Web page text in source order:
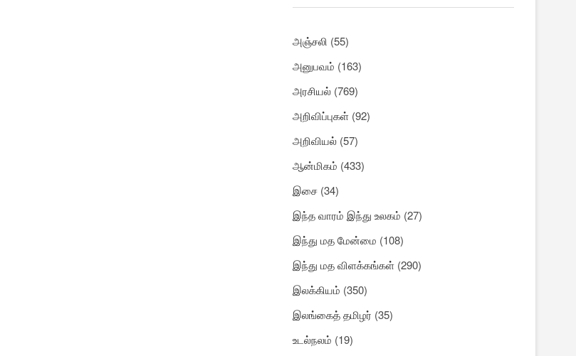
அஞ்சலி (55)
அனுபவம் (163)
அரசியல் (769)
அறிவிப்புகள் (92)
அறிவியல் (57)
ஆன்மிகம் (433)
இசை (34)
இந்த வாரம் இந்து உலகம் (27)
இந்து மத மேன்மை (108)
இந்து மத விளக்கங்கள் (290)
இலக்கியம் (350)
இலங்கைத் தமிழர் (35)
உடல்நலம் (19)